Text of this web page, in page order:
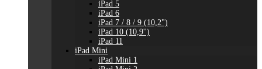
iPad 5
iPad 6
iPad 7 / 8 / 9 (10,2")
iPad 10 (10,9'')
iPad 11
iPad Mini
iPad Mini 1